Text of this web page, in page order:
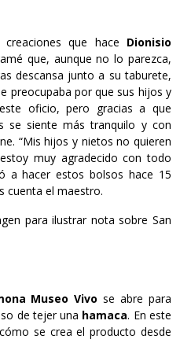
que hace Dionisio
que, aunque no lo parezca,
descansa junto a su taburete,
preocupaba por que sus hijos y
oficio, pero gracias a que
se siente más tranquilo y con
“Mis hijos y nietos no quieren
muy agradecido con todo
a hacer estos bolsos hace 15
cuenta el maestro.
Museo Vivo se abre para
de tejer una hamaca. En este
se crea el producto desde